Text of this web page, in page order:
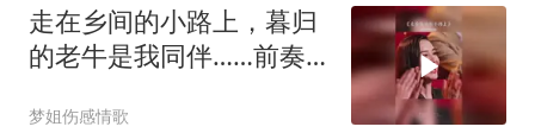
走在乡间的小路上，暮归
的老牛是我同伴……前奏
梦姐伤感情歌